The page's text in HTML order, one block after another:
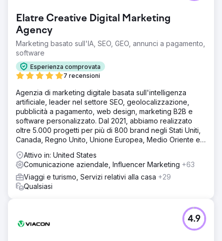
Elatre Creative Digital Marketing
Agency
Marketing basato sull'IA, SEO, GEO, annunci a pagamento,
software
Esperienza comprovata
7 recensioni
Agenzia di marketing digitale basata sull'intelligenza
artificiale, leader nel settore SEO, geolocalizzazione,
pubblicità a pagamento, web design, marketing B2B e
software personalizzato. Dal 2021, abbiamo realizzato
oltre 5.000 progetti per più di 800 brand negli Stati Uniti,
Canada, Regno Unito, Unione Europea, Medio Oriente e
Attivo in: United States
Comunicazione aziendale, Influencer Marketing +63
Viaggi e turismo, Servizi relativi alla casa +29
Qualsiasi
4.9